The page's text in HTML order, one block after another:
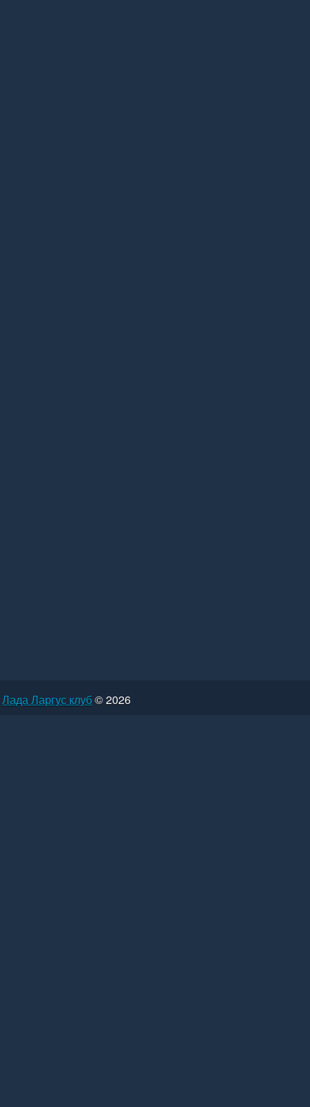
Лада Ларгус клуб© 2026